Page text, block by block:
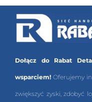
Dołącz do Rabat
wsparciem! Oferujemy
zwiększyć zyski, zdobyć